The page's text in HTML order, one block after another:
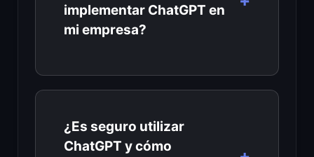
implementar ChatGPT en
mi empresa?
¿Es seguro utilizar
ChatGPT y cómo